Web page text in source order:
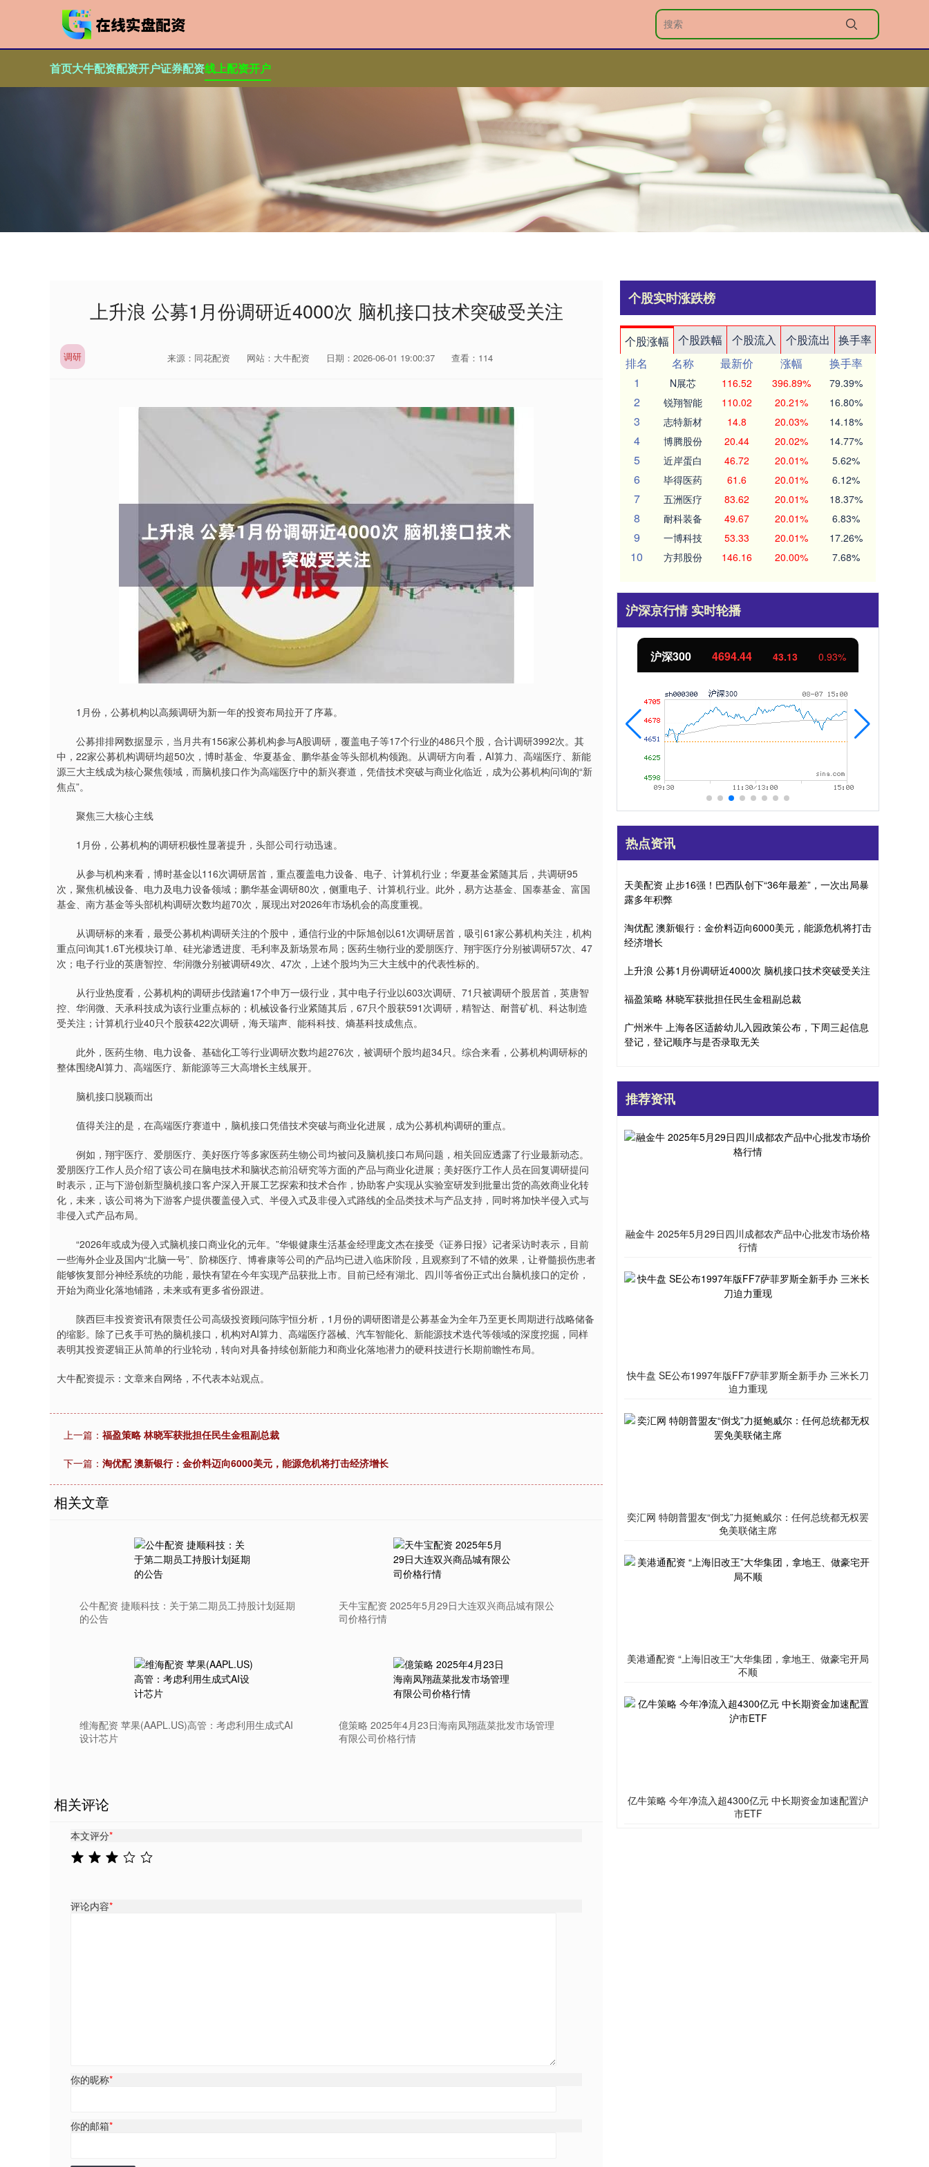
首页大牛配资配资开户证券配资线上配资开户
上升浪 公募1月份调研近4000次 脑机接口技术突破受关注
调研 来源：同花配资 网站：大牛配资 日期：2026-06-01 19:00:37 查看：114
1月份，公募机构以高频调研为新一年的投资布局拉开了序幕。
公募排排网数据显示，当月共有156家公募机构参与A股调研，覆盖电子等17个行业的486只个股，合计调研3992次。其
中，22家公募机构调研均超50次，博时基金、华夏基金、鹏华基金等头部机构领跑。从调研方向看，AI算力、高端医疗、新能
源三大主线成为核心聚焦领域，而脑机接口作为高端医疗中的新兴赛道，凭借技术突破与商业化临近，成为公募机构问询的“新
焦点”。
聚焦三大核心主线
1月份，公募机构的调研积极性显著提升，头部公司行动迅速。
从参与机构来看，博时基金以116次调研居首，重点覆盖电力设备、电子、计算机行业；华夏基金紧随其后，共调研95
次，聚焦机械设备、电力及电力设备领域；鹏华基金调研80次，侧重电子、计算机行业。此外，易方达基金、国泰基金、富国
基金、南方基金等头部机构调研次数均超70次，展现出对2026年市场机会的高度重视。
从调研标的来看，最受公募机构调研关注的个股中，通信行业的中际旭创以61次调研居首，吸引61家公募机构关注，机构
重点问询其1.6T光模块订单、硅光渗透进度、毛利率及新场景布局；医药生物行业的爱朋医疗、翔宇医疗分别被调研57次、47
次；电子行业的英唐智控、华润微分别被调研49次、47次，上述个股均为三大主线中的代表性标的。
从行业热度看，公募机构的调研步伐踏遍17个申万一级行业，其中电子行业以603次调研、71只被调研个股居首，英唐智
控、华润微、天承科技成为该行业重点标的；机械设备行业紧随其后，67只个股获591次调研，精智达、耐普矿机、科达制造
受关注；计算机行业40只个股获422次调研，海天瑞声、能科科技、熵基科技成焦点。
此外，医药生物、电力设备、基础化工等行业调研次数均超276次，被调研个股均超34只。综合来看，公募机构调研标的
整体围绕AI算力、高端医疗、新能源等三大高增长主线展开。
脑机接口脱颖而出
值得关注的是，在高端医疗赛道中，脑机接口凭借技术突破与商业化进展，成为公募机构调研的重点。
例如，翔宇医疗、爱朋医疗、美好医疗等多家医药生物公司均被问及脑机接口布局问题，相关回应透露了行业最新动态。
爱朋医疗工作人员介绍了该公司在脑电技术和脑状态前沿研究等方面的产品与商业化进展；美好医疗工作人员在回复调研提问
时表示，正与下游创新型脑机接口客户深入开展工艺探索和技术合作，协助客户实现从实验室研发到批量出货的高效商业化转
化，未来，该公司将为下游客户提供覆盖侵入式、半侵入式及非侵入式路线的全品类技术与产品支持，同时将加快半侵入式与
非侵入式产品布局。
“2026年或成为侵入式脑机接口商业化的元年。”华银健康生活基金经理庞文杰在接受《证券日报》记者采访时表示，目前
一些海外企业及国内“北脑一号”、阶梯医疗、博睿康等公司的产品均已进入临床阶段，且观察到了不错的效果，让脊髓损伤患者
能够恢复部分神经系统的功能，最快有望在今年实现产品获批上市。目前已经有湖北、四川等省份正式出台脑机接口的定价，
开始为商业化落地铺路，未来或有更多省份跟进。
陕西巨丰投资资讯有限责任公司高级投资顾问陈宇恒分析，1月份的调研图谱是公募基金为全年乃至更长周期进行战略储备
的缩影。除了已炙手可热的脑机接口，机构对AI算力、高端医疗器械、汽车智能化、新能源技术迭代等领域的深度挖掘，同样
表明其投资逻辑正从简单的行业轮动，转向对具备持续创新能力和商业化落地潜力的硬科技进行长期前瞻性布局。
大牛配资提示：文章来自网络，不代表本站观点。
上一篇： 福盈策略 林晓军获批担任民生金租副总裁
下一篇： 淘优配 澳新银行：金价料迈向6000美元，能源危机将打击经济增长
相关文章
公牛配资 捷顺科技：关于第二期员工持股计划延期
的公告
天牛宝配资 2025年5月29日大连双兴商品城有限公
司价格行情
维海配资 苹果(AAPL.US)高管：考虑利用生成式AI
设计芯片
億策略 2025年4月23日海南凤翔蔬菜批发市场管理
有限公司价格行情
相关评论
本文评分*
评论内容*
你的昵称*
你的邮箱*
个股实时涨跌榜
个股涨幅 个股跌幅 个股流入 个股流出
换手率
排名
名称 最新价 涨幅
换手率
1
N展芯 116.52 396.89% 79.39%
2 锐翔智能 110.02 20.21% 16.80%
3 志特新材 14.8 20.03% 14.18%
4 博腾股份 20.44 20.02% 14.77%
5 近岸蛋白 46.72 20.01% 5.62%
6 毕得医药 61.6 20.01% 6.12%
7 五洲医疗 83.62 20.01% 18.37%
8 耐科装备 49.67 20.01% 6.83%
9 一博科技 53.33 20.01% 17.26%
10 方邦股份 146.16 20.00% 7.68%
沪深京行情 实时轮播
上证指数 3940.04 39.68 1.02% 沪深300 4694.44 43.13 0.93%
热点资讯
天美配资 止步16强！巴西队创下“36年最差”，一次出局暴
露多年积弊
淘优配 澳新银行：金价料迈向6000美元，能源危机将打击
经济增长
上升浪 公募1月份调研近4000次 脑机接口技术突破受关注
福盈策略 林晓军获批担任民生金租副总裁
广州米牛 上海各区适龄幼儿入园政策公布，下周三起信息
登记，登记顺序与是否录取无关
推荐资讯
融金牛 2025年5月29日四川成都农产品中心批发市场价格
行情
快牛盘 SE公布1997年版FF7萨菲罗斯全新手办 三米长刀
迫力重现
奕汇网 特朗普盟友“倒戈”力挺鲍威尔：任何总统都无权罢
免美联储主席
美港通配资 “上海旧改王”大华集团，拿地王、做豪宅开局
不顺
亿牛策略 今年净流入超4300亿元 中长期资金加速配置沪
市ETF